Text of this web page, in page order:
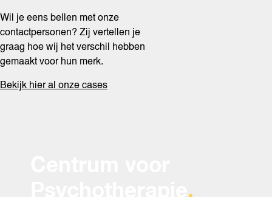
Wil je eens bellen met onze
contactpersonen? Zij vertellen je
graag hoe wij het verschil hebben
gemaakt voor hun merk.
Bekijk hier al onze cases
.